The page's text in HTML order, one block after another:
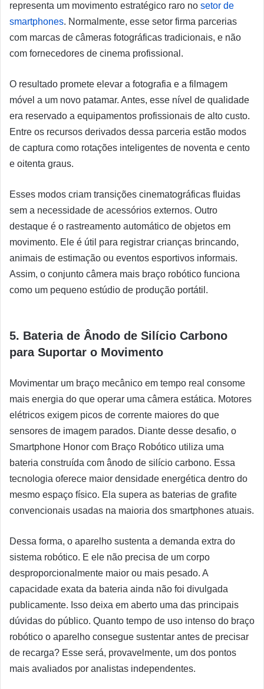
representa um movimento estratégico raro no setor de
smartphones. Normalmente, esse setor firma parcerias
com marcas de câmeras fotográficas tradicionais, e não
com fornecedores de cinema profissional.
O resultado promete elevar a fotografia e a filmagem
móvel a um novo patamar. Antes, esse nível de qualidade
era reservado a equipamentos profissionais de alto custo.
Entre os recursos derivados dessa parceria estão modos
de captura como rotações inteligentes de noventa e cento
e oitenta graus.
Esses modos criam transições cinematográficas fluidas
sem a necessidade de acessórios externos. Outro
destaque é o rastreamento automático de objetos em
movimento. Ele é útil para registrar crianças brincando,
animais de estimação ou eventos esportivos informais.
Assim, o conjunto câmera mais braço robótico funciona
como um pequeno estúdio de produção portátil.
5. Bateria de Ânodo de Silício Carbono
para Suportar o Movimento
Movimentar um braço mecânico em tempo real consome
mais energia do que operar uma câmera estática. Motores
elétricos exigem picos de corrente maiores do que
sensores de imagem parados. Diante desse desafio, o
Smartphone Honor com Braço Robótico utiliza uma
bateria construída com ânodo de silício carbono. Essa
tecnologia oferece maior densidade energética dentro do
mesmo espaço físico. Ela supera as baterias de grafite
convencionais usadas na maioria dos smartphones atuais.
Dessa forma, o aparelho sustenta a demanda extra do
sistema robótico. E ele não precisa de um corpo
desproporcionalmente maior ou mais pesado. A
capacidade exata da bateria ainda não foi divulgada
publicamente. Isso deixa em aberto uma das principais
dúvidas do público. Quanto tempo de uso intenso do braço
robótico o aparelho consegue sustentar antes de precisar
de recarga? Esse será, provavelmente, um dos pontos
mais avaliados por analistas independentes.